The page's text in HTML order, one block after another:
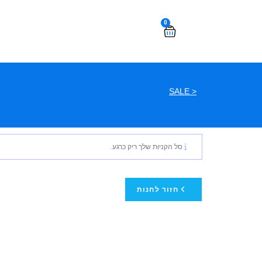
0
< SALE
סל הקניות שלך ריק כרגע.
חזור לחנות